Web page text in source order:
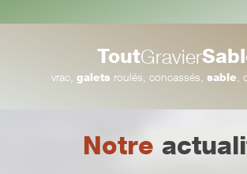
ToutGravier
vrac, galetsroulés, concassés, sable
Notre